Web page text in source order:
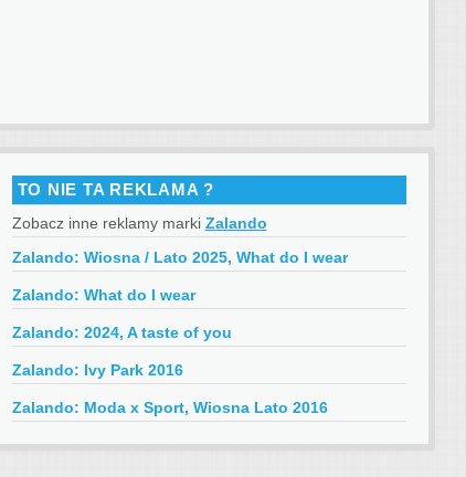
TO NIE TA REKLAMA ?
Zobacz inne reklamy marki Zalando
Zalando: Wiosna / Lato 2025, What do I wear
Zalando: What do I wear
Zalando: 2024, A taste of you
Zalando: Ivy Park 2016
Zalando: Moda x Sport, Wiosna Lato 2016